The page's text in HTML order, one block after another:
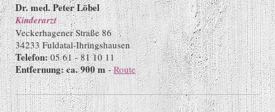
Dr. med. Peter Löbel
Kinderarzt
Veckerhagener Straße 86
34233 Fuldatal-Ihringshausen
Telefon:05 61 - 81 10 11
Entfernung: ca. 900 m-Route